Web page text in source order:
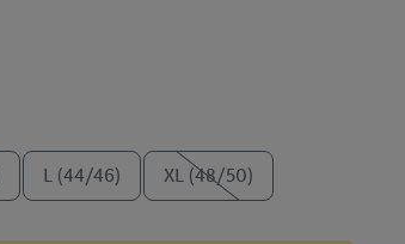
L (44/46) XL (48/50)